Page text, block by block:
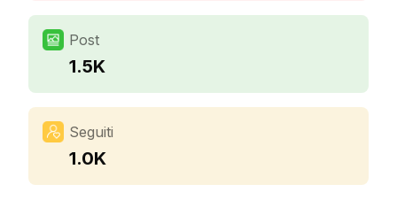
Post
1.5K
Seguiti
1.0K